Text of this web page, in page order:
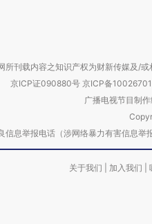
所刊载内容之知识产权为财新传媒及/
京ICP证090880号 京ICP备
广播电视节目制
信息举报电话（涉网络暴力有害信息
关于我们 加入我们